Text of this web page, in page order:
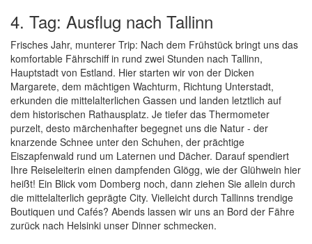
4. Tag: Ausflug nach Tallinn
Frisches Jahr, munterer Trip: Nach dem Frühstück bringt uns das
komfortable Fährschiff in rund zwei Stunden nach Tallinn,
Hauptstadt von Estland. Hier starten wir von der Dicken
Margarete, dem mächtigen Wachturm, Richtung Unterstadt,
erkunden die mittelalterlichen Gassen und landen letztlich auf
dem historischen Rathausplatz. Je tiefer das Thermometer
purzelt, desto märchenhafter begegnet uns die Natur - der
knarzende Schnee unter den Schuhen, der prächtige
Eiszapfenwald rund um Laternen und Dächer. Darauf spendiert
Ihre Reiseleiterin einen dampfenden Glögg, wie der Glühwein hier
heißt! Ein Blick vom Domberg noch, dann ziehen Sie allein durch
die mittelalterlich geprägte City. Vielleicht durch Tallinns trendige
Boutiquen und Cafés? Abends lassen wir uns an Bord der Fähre
zurück nach Helsinki unser Dinner schmecken.